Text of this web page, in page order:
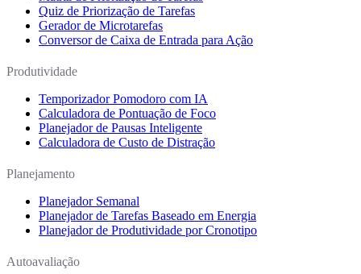
Quiz de Priorização de Tarefas
Gerador de Microtarefas
Conversor de Caixa de Entrada para Ação
Produtividade
Temporizador Pomodoro com IA
Calculadora de Pontuação de Foco
Planejador de Pausas Inteligente
Calculadora de Custo de Distração
Planejamento
Planejador Semanal
Planejador de Tarefas Baseado em Energia
Planejador de Produtividade por Cronotipo
Autoavaliação